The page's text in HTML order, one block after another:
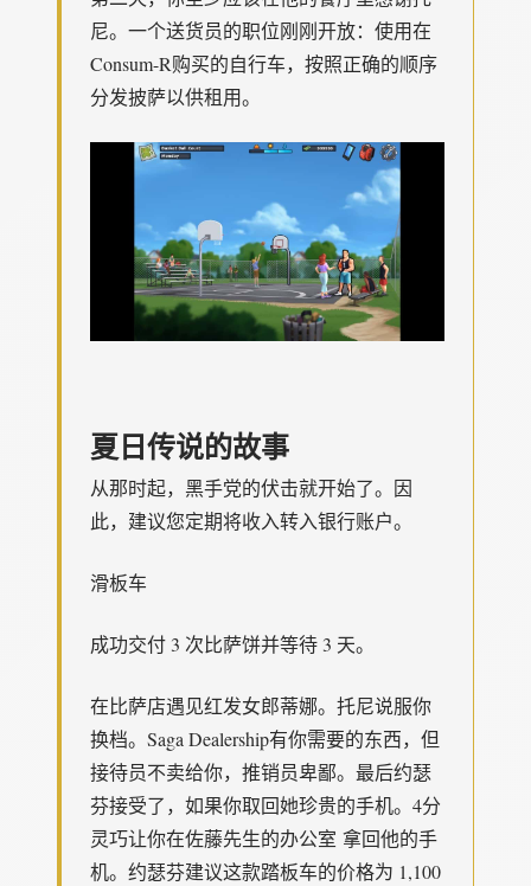
尼。一个送货员的职位刚刚开放：使用在
Consum-R购买的自行车，按照正确的顺序
分发披萨以供租用。
夏日传说的故事
从那时起，黑手党的伏击就开始了。因
此，建议您定期将收入转入银行账户。
滑板车
成功交付 3 次比萨饼并等待 3 天。
在比萨店遇见红发女郎蒂娜。托尼说服你
换档。Saga Dealership有你需要的东西，但
接待员不卖给你，推销员卑鄙。最后约瑟
芬接受了，如果你取回她珍贵的手机。4分
灵巧让你在佐藤先生的办公室 拿回他的手
机。约瑟芬建议这款踏板车的价格为 1,100